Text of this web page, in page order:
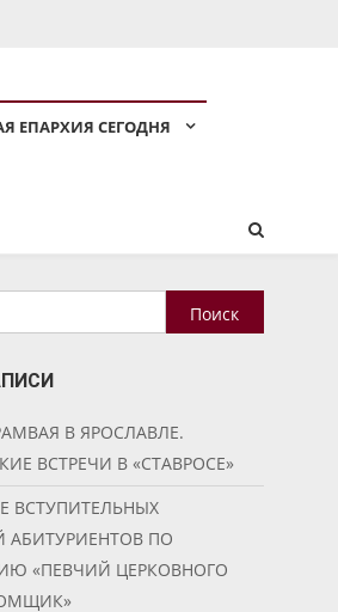
ЕПАРХИЯ СЕГОДНЯ
Найти:
В ЯРОСЛАВЛЕ.
ВСТРЕЧИ В «СТАВРОСЕ»
ВСТУПИТЕЛЬНЫХ
АБИТУРИЕНТОВ ПО
«ПЕВЧИЙ ЦЕРКОВНОГО